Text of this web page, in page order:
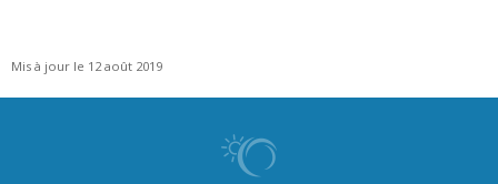
Mis à jour le 12 août 2019